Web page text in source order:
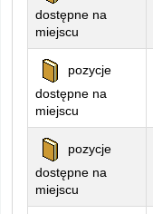
dostępne na
miejscu
pozycje
dostępne na
miejscu
pozycje
dostępne na
miejscu